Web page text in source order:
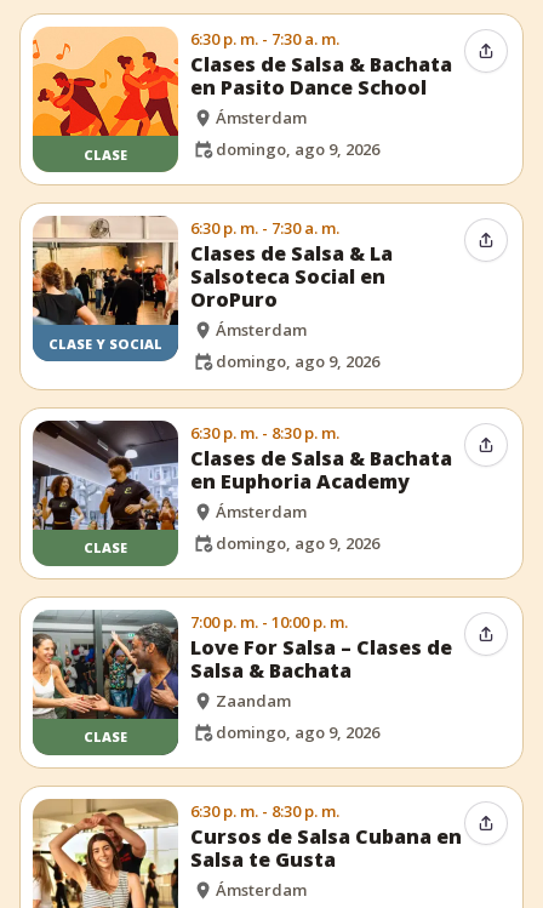
CLASE
6:30 p. m. - 7:30 a. m.
Clases de Salsa & Bachata
en Pasito Dance School
Ámsterdam
domingo, ago 9, 2026
CLASE Y SOCIAL
6:30 p. m. - 7:30 a. m.
Clases de Salsa & La
Salsoteca Social en
OroPuro
Ámsterdam
domingo, ago 9, 2026
CLASE
6:30 p. m. - 8:30 p. m.
Clases de Salsa & Bachata
en Euphoria Academy
Ámsterdam
domingo, ago 9, 2026
CLASE
7:00 p. m. - 10:00 p. m.
Love For Salsa – Clases de
Salsa & Bachata
Zaandam
domingo, ago 9, 2026
6:30 p. m. - 8:30 p. m.
Cursos de Salsa Cubana en
Salsa te Gusta
Ámsterdam